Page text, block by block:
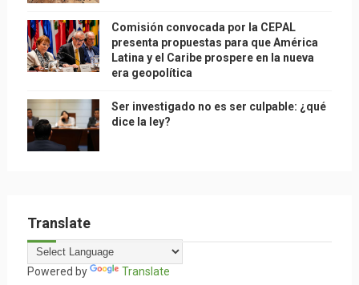
Comisión convocada por la CEPAL
presenta propuestas para que América
Latina y el Caribe prospere en la nueva
era geopolítica
Ser investigado no es ser culpable: ¿qué
dice la ley?
Translate
Powered by Translate